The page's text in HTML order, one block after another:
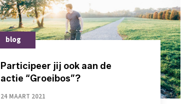
blog
Participeer jij ook aan de
actie “Groeibos”?
24 MAART 2021